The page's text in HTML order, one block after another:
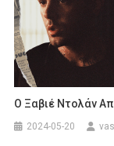
Ο Ξαβιέ Ντολάν
2024-05-20